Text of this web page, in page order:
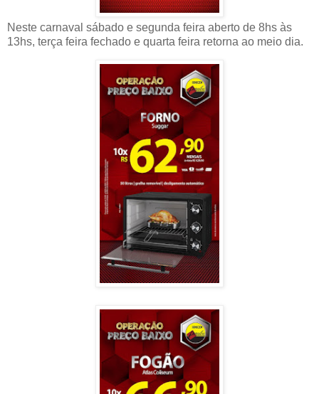
Neste carnaval sábado e segunda feira aberto de 8hs às
13hs, terça feira fechado e quarta feira retorna ao meio dia.